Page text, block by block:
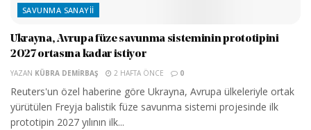
SAVUNMA SANAYII
Ukrayna, Avrupa füze savunma sisteminin prototipini
2027 ortasına kadar istiyor
YAZAN KÜBRA DEMIRBAŞ 2 HAFTA ÖNCE 0
Reuters'un özel haberine göre Ukrayna, Avrupa ülkeleriyle ortak
yürütülen Freyja balistik füze savunma sistemi projesinde ilk
prototipin 2027 yılının ilk...